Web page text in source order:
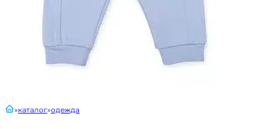
главнаякаталог одежда